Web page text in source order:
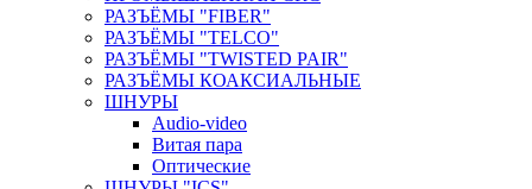
РАЗЪЁМЫ "FIBER"
РАЗЪЁМЫ "TELCO"
РАЗЪЁМЫ "TWISTED PAIR"
РАЗЪЁМЫ КОАКСИАЛЬНЫЕ
ШНУРЫ
Audio-video
Витая пара
Оптические